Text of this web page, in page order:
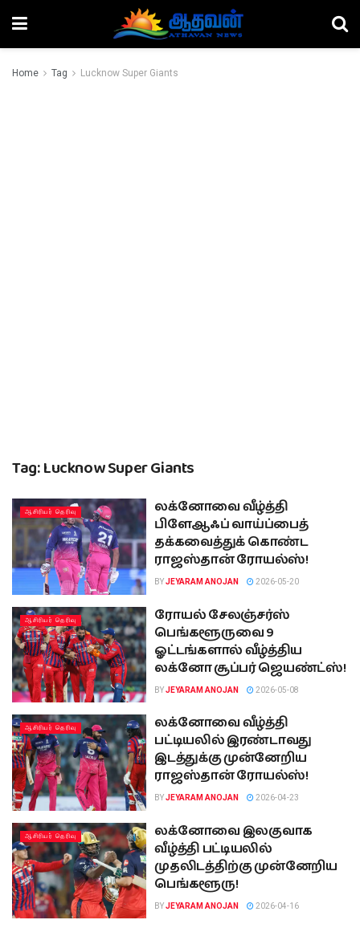
Home Tag Lucknow Super Giants
Tag:Lucknow Super Giants
ஆசிரியர் தெரிவு
லக்னோவை வீழ்த்தி
பிளேஆஃப் வாய்ப்பைத்
தக்கவைத்துக் கொண்ட
ராஜஸ்தான் ரோயல்ஸ்!
BYJEYARAM ANOJAN 2026-05-20
ஆசிரியர் தெரிவு
ரோயல் சேலஞ்சர்ஸ்
பெங்களூருவை 9
ஓட்டங்களால் வீழ்த்திய
லக்னோ சூப்பர் ஜெயண்ட்ஸ்!
BYJEYARAM ANOJAN 2026-05-08
ஆசிரியர் தெரிவு
லக்னோவை வீழ்த்தி
பட்டியலில் இரண்டாவது
இடத்துக்கு முன்னேறிய
ராஜஸ்தான் ரோயல்ஸ்!
BYJEYARAM ANOJAN 2026-04-23
ஆசிரியர் தெரிவு
லக்னோவை இலகுவாக
வீழ்த்தி பட்டியலில்
முதலிடத்திற்கு முன்னேறிய
பெங்களூரு!
BYJEYARAM ANOJAN 2026-04-16